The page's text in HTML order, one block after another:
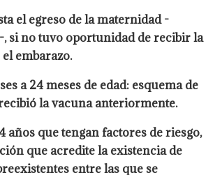
el egreso de la maternidad -
si no tuvo oportunidad de recibir la
embarazo.
a 24 meses de edad: esquema de
la vacuna anteriormente.
años que tengan factores de riesgo,
que acredite la existencia de
entre las que se